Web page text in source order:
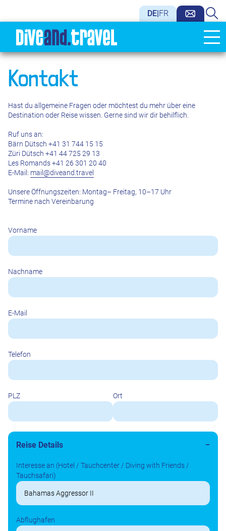
DE FR
Kontakt
Hast du allgemeine Fragen oder möchtest du mehr über eine
Destination oder Reise wissen. Gerne sind wir dir behilflich.
Ruf uns an:
Bärn Dütsch +41 31 744 15 15
Züri Dütsch +41 44 725 29 13
Les Romands +41 26 301 20 40
E-Mail: mail@diveand.travel
Unsere Öffnungszeiten: Montag– Freitag, 10–17 Uhr
Termine nach Vereinbarung
Vorname
Nachname
E-Mail
Telefon
PLZ Ort
Reise Details
Interesse an (Hotel / Tauchcenter / Diving with Friends /
Tauchsafari)
Abflughafen